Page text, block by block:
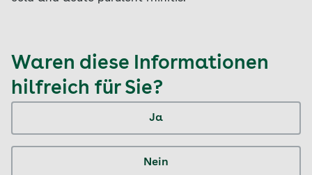
Waren diese Informationen
hilfreich für Sie?
Ja
Nein